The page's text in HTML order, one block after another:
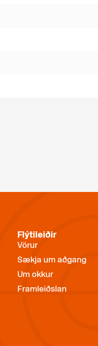
Flýtileiðir
Vörur
Sækja um aðgang
Um okkur
Framleiðslan